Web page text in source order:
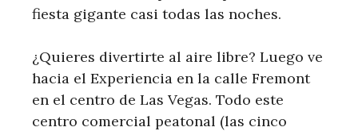
fiesta gigante casi todas las noches.
¿Quieres divertirte al aire libre? Luego ve
hacia el Experiencia en la calle Fremont
en el centro de Las Vegas. Todo este
centro comercial peatonal (las cinco